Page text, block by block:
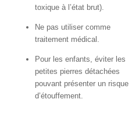
toxique à l’état brut).
Ne pas utiliser comme
traitement médical.
Pour les enfants, éviter les
petites pierres détachées
pouvant présenter un risque
d’étouffement.